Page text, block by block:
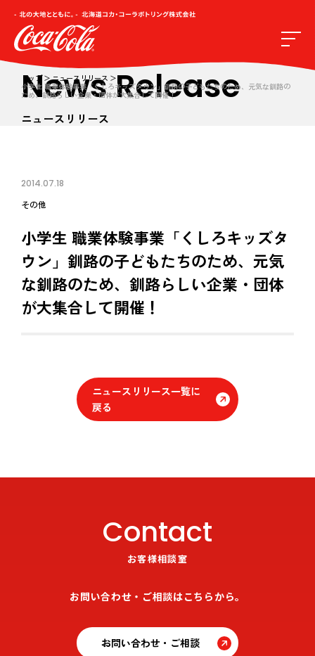
トップ
ニュースリリース
小学生 職業体験事業「くしろキッズタウン」釧路の子どもたちのため、元気な釧路の
ため、釧路らしい企業・団体が大集合して開催！
News Release
ニュースリリース
2014.07.18
その他
小学生 職業体験事業「くしろキッズタ
ウン」釧路の子どもたちのため、元気
な釧路のため、釧路らしい企業・団体
が大集合して開催！
ニュースリリース一覧に
戻る
Contact
お客様相談室
お問い合わせ・ご相談はこちらから。
お問い合わせ・ご相談